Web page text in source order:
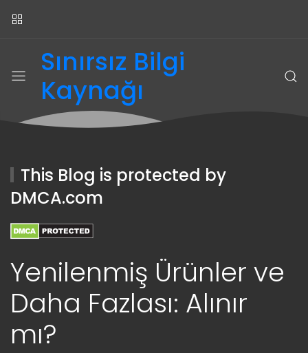
Sınırsız Bilgi
Kaynağı
This Blog is protected by
DMCA.com
Yenilenmiş Ürünler ve
Daha Fazlası: Alınır
mı?